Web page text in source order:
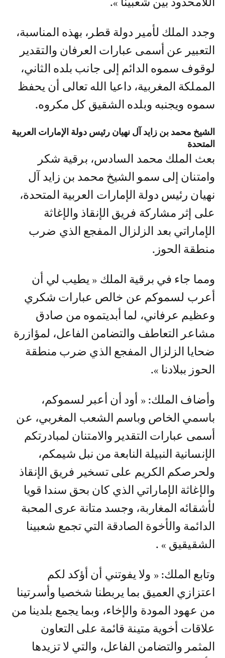
اللامحدود بين شعبينا ».
وجدد الملك لأمير دولة قطر، بهذه المناسبة،
التعبير عن أسمى عبارات العرفان والتقدير
لوقوف سموه الدائم إلى جانب بلده الثاني،
المملكة المغربية، داعيا الله تعالى أن يحفظ
سموه ويجنبه وبلده الشقيق كل مكروه.
الشيخ محمد بن زايد آل نهيان رئيس دولة الإمارات العربية
المتحدة
بعث الملك محمد السادس، برقية شكر
وامتنان إلى سمو الشيخ محمد بن زايد آل
نهيان رئيس دولة الإمارات العربية المتحدة،
على إثر مشاركة فريق الإنقاذ والإغاثة
الإماراتي بعد الزلزال المفجع الذي ضرب
منطقة الحوز.
ومما جاء في برقية الملك « يطيب لي أن
أعرب لسموكم عن خالص عبارات شكري
وعظيم عرفاني، لما أبديتموه من صادق
مشاعر التعاطف والتضامن الفاعل، لمؤازرة
ضحايا الزلزال المفجع الذي ضرب منطقة
الحوز ببلادنا ».
وأضاف الملك: « أود أن أعبر لسموكم،
باسمي الخاص وباسم الشعب المغربي، عن
أسمى عبارات التقدير والامتنان لمبادرتكم
الإنسانية النبيلة النابعة من نبل شيمكم،
ولحرصكم الكريم على تسخير فريق الإنقاذ
والإغاثة الإماراتي الذي كان بحق سندا قويا
لأشقائه المغاربة، وجسد متانة عرى المحبة
الدائمة والأخوة الصادقة التي تجمع شعبينا
الشقيقيق » .
وتابع الملك: « ولا يفوتني أن أؤكد لكم
اعتزازي العميق بما يربطنا شخصيا وأسرتينا
من عهود المودة والإخاء، وبما يجمع بلدينا من
علاقات أخوية متينة قائمة على التعاون
المثمر والتضامن الفاعل، والتي لا تزيدها